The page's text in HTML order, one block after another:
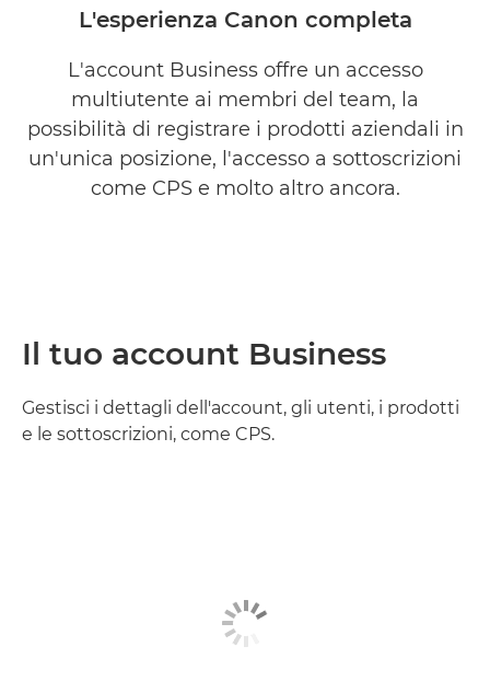
COME FUNZIONA
FAQ - Domande frequenti
L'esperienza Canon completa
L'account Business offre un accesso
multiutente ai membri del team, la
possibilità di registrare i prodotti aziendali in
un'unica posizione, l'accesso a sottoscrizioni
come CPS e molto altro ancora.
Il tuo account Business
Gestisci i dettagli dell'account, gli utenti, i prodotti
e le sottoscrizioni, come CPS.